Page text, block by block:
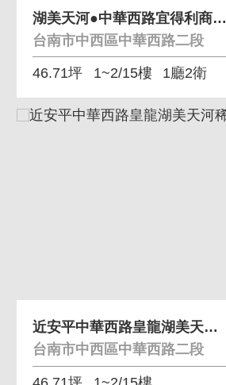
湖美天河●中華西路宜得利商圈包租金店面
台南市中西區中華西路二段
46.71坪 1~2/15樓 1廳2衛
近安平中華西路皇龍湖美天河稀有金店面
台南市中西區中華西路二段